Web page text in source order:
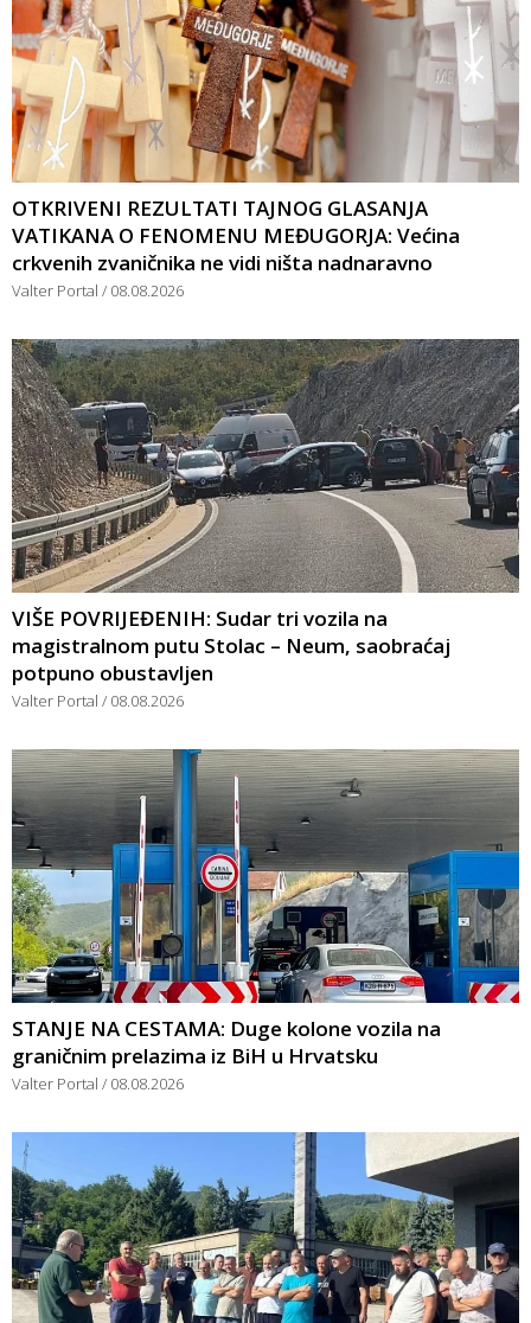
OTKRIVENI REZULTATI TAJNOG GLASANJA
VATIKANA O FENOMENU MEĐUGORJA: Većina
crkvenih zvaničnika ne vidi ništa nadnaravno
Valter Portal 08.08.2026
VIŠE POVRIJEĐENIH: Sudar tri vozila na
magistralnom putu Stolac – Neum, saobraćaj
potpuno obustavljen
Valter Portal 08.08.2026
STANJE NA CESTAMA: Duge kolone vozila na
graničnim prelazima iz BiH u Hrvatsku
Valter Portal 08.08.2026